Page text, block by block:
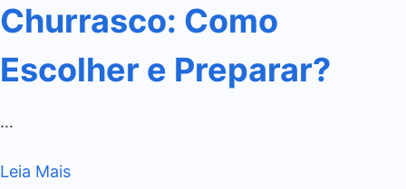
Churrasco: Como
Escolher e Preparar?
…
Leia Mais